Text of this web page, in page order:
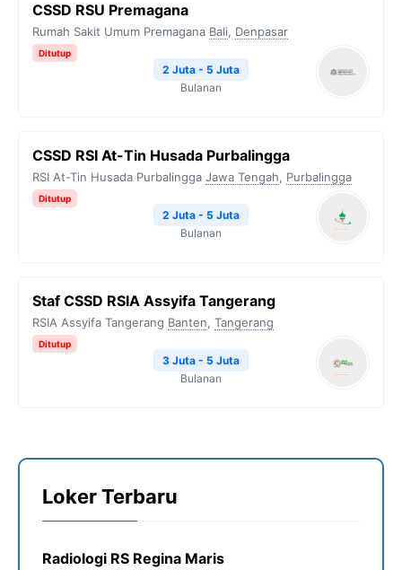
CSSD RSU Premagana
Rumah Sakit Umum Premagana Bali, Denpasar
Ditutup
2 Juta - 5 Juta
Bulanan
CSSD RSI At-Tin Husada Purbalingga
RSI At-Tin Husada Purbalingga Jawa Tengah, Purbalingga
Ditutup
2 Juta - 5 Juta
Bulanan
Staf CSSD RSIA Assyifa Tangerang
RSIA Assyifa Tangerang Banten, Tangerang
Ditutup
3 Juta - 5 Juta
Bulanan
Loker Terbaru
Radiologi RS Regina Maris